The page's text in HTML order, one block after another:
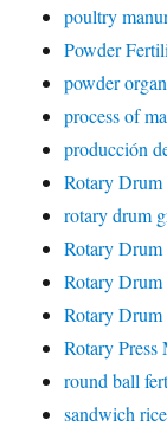
poultry
Powder
powder
process of
producción
Rotary
rotary drum
Rotary
Rotary
Rotary
Rotary Press
round ball
sandwich